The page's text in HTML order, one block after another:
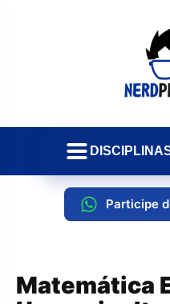
Participe
Matemática